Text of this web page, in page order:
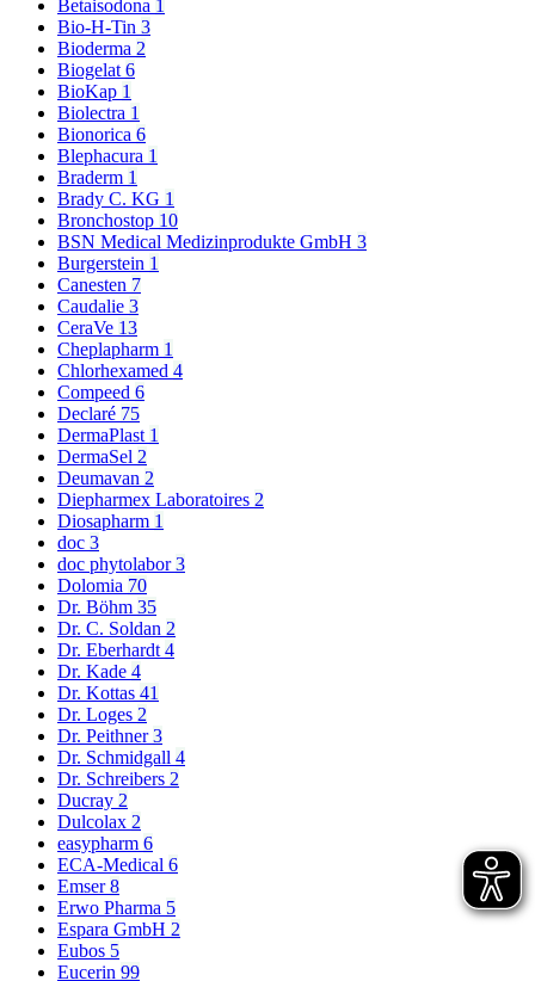
Betaisodona 1
Bio-H-Tin 3
Bioderma 2
Biogelat 6
BioKap 1
Biolectra 1
Bionorica 6
Blephacura 1
Braderm 1
Brady C. KG 1
Bronchostop 10
BSN Medical Medizinprodukte GmbH 3
Burgerstein 1
Canesten 7
Caudalie 3
CeraVe 13
Cheplapharm 1
Chlorhexamed 4
Compeed 6
Declaré 75
DermaPlast 1
DermaSel 2
Deumavan 2
Diepharmex Laboratoires 2
Diosapharm 1
doc 3
doc phytolabor3
Dolomia 70
Dr. Böhm 35
Dr. C. Soldan 2
Dr. Eberhardt 4
Dr. Kade 4
Dr. Kottas 41
Dr. Loges 2
Dr. Peithner3
Dr. Schmidgall 4
Dr. Schreibers 2
Ducray 2
Dulcolax 2
easypharm 6
ECA-Medical 6
Emser8
Erwo Pharma 5
Espara GmbH 2
Eubos 5
Eucerin 99